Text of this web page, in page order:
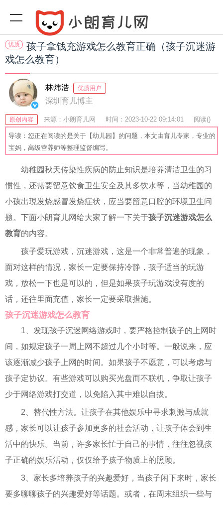
优质
孩子拿钱充游戏怎么教育正确（孩子沉迷游
戏怎么教育）
林炜浩 优质用户
深圳育儿博主
原创内容 来源：小朗育儿网 时间：2023-10-22 09:14:01 阅读()
收藏：59 分享：56 爆
导读：您正在阅读的是关于【幼儿园】的问题，本文由育儿专家，专业的
宝妈，高级营养师等整理监督编写。
幼稚园秋天传染性疾病的防止知识是培养清洁卫生的习
惯性，还需要留意饮食卫生安全及其多饮水等，当幼稚园的
小孩出現发烧感冒发烧症状，应当要留意口腔的环境卫生问
题。下面小朗育儿网给大家了解一下关于孩子沉迷游戏怎么
教育的内容。
孩子爱玩游戏，沉迷游戏，这是一个非常普遍的现象，
面对这样的情况，家长一定要保持冷静，孩子适当的玩游
戏，放松一下也是可以的，但是如果孩子玩游戏没有度的
话，还往里面充值，家长一定要采取措施。
孩子沉迷游戏怎么教育
1、发现孩子沉迷网络游戏时，要严格控制孩子的上网时
间，如规定孩子一周上网不超过几个小时等。一般说来，应
该逐渐减少孩子上网的时间。如果孩子不愿意，可以考虑与
孩子定协议。有些游戏可以购买光盘而不联机，争取让孩子
少于网络游戏打交道，以免陷入其中难以自拔。
2、替代性方法。让孩子在其他娱乐中寻求刺激与成就
感，家长可以让孩子参加更多的社会活动，让孩子体会到生
活中的快乐。当前，许多家长忙于自己的事情，往往忽视孩
子正确的娱乐活动，仅仅给予孩子物质上的照顾。
3、家长多培养孩子的兴趣爱好，当孩子闲下来时，家长
要多聊聊孩子的兴趣爱好等话题。或者，在周末组织一些与